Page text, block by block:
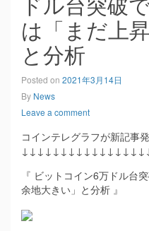
は「まだ上
と分析
Posted on 2021年3月14日
By News
Leave a comment
コインテレグラフが新記事
『 ビットコイン6万ドル台
余地大きい」と分析 』